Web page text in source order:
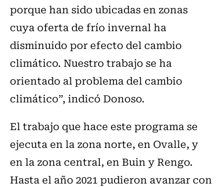
porque han sido ubicadas en zonas
cuya oferta de frío invernal ha
disminuido por efecto del cambio
climático. Nuestro trabajo se ha
orientado al problema del cambio
climático”, indicó Donoso.
El trabajo que hace este programa se
ejecuta en la zona norte, en Ovalle, y
en la zona central, en Buin y Rengo.
Hasta el año 2021 pudieron avanzar con